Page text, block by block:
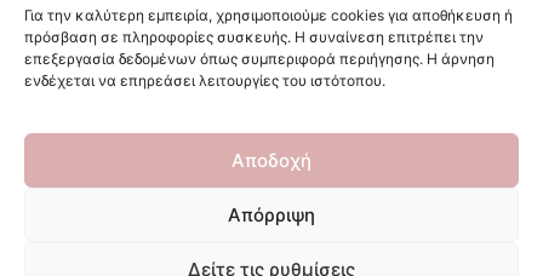
Για την καλύτερη εμπειρία, χρησιμοποιούμε cookies για αποθήκευση ή
πρόσβαση σε πληροφορίες συσκευής. Η συναίνεση επιτρέπει την
επεξεργασία δεδομένων όπως συμπεριφορά περιήγησης. Η άρνηση
ενδέχεται να επηρεάσει λειτουργίες του ιστότοπου.
Αποδοχή
Απόρριψη
Δείτε τις ρυθμίσεις
Ακολουθήστε μας
Επικοινωνήστε μαζί μας
stigmalogou@gmail.com